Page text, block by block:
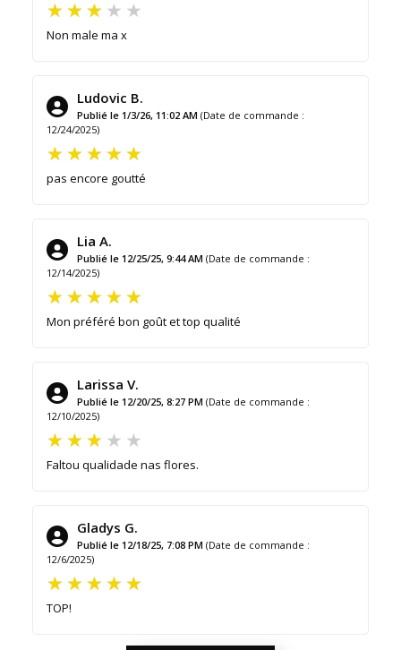
Non male ma x
Ludovic B.
Publié le 1/3/26, 11:02 AM (Date de commande :
12/24/2025)
pas encore goutté
Lia A.
Publié le 12/25/25, 9:44 AM (Date de commande :
12/14/2025)
Mon préféré bon goût et top qualité
Larissa V.
Publié le 12/20/25, 8:27 PM (Date de commande :
12/10/2025)
Faltou qualidade nas flores.
Gladys G.
Publié le 12/18/25, 7:08 PM (Date de commande :
12/6/2025)
TOP!